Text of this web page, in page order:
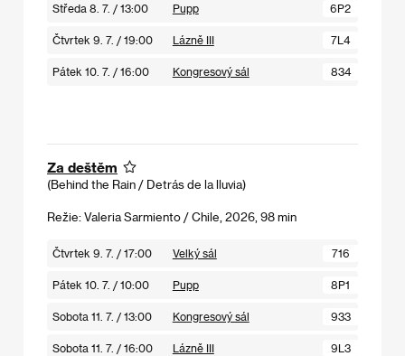
Středa 8. 7. / 13:00 Pupp 6P2
Čtvrtek 9. 7. / 19:00 Lázně III 7L4
Pátek 10. 7. / 16:00 Kongresový sál 834
Za deštěm
(Behind the Rain / Detrás de la lluvia)
Režie: Valeria Sarmiento / Chile, 2026, 98 min
Čtvrtek 9. 7. / 17:00 Velký sál 716
Pátek 10. 7. / 10:00 Pupp 8P1
Sobota 11. 7. / 13:00 Kongresový sál 933
Sobota 11. 7. / 16:00 Lázně III 9L3